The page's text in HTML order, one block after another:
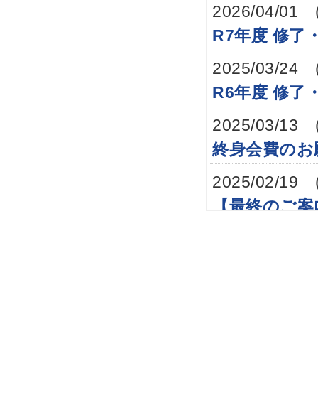
2026/04/01
R7年度 修了
2025/03/24
R6年度 修了
2025/03/13
終身会費の
2025/02/19
【最終のご